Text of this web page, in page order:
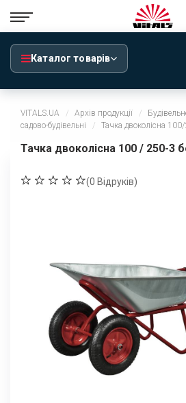
Каталог товарів
VITALS.UA Архів продукції
садово-будівельні
Тачка двоколісна
Тачка двоколісна 100 / 250-3
(0 Відруків)